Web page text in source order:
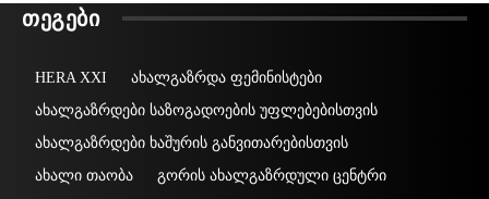
ᲗᲔᲒᲔᲑᲘ
HERA XXI
ახალგაზრდა ფემინისტები
ახალგაზრდები საზოგადოების უფლებებისთვის
ახალგაზრდები ხაშურის განვითარებისთვის
ახალი თაობა
გორის ახალგაზრდული ცენტრი